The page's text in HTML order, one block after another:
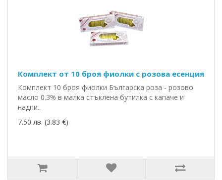
Комплект от 10 броя фиолки с розова есенция
Комплект 10 броя фиолки Българска роза - розово
масло 0.3% в малка стъклена бутилка с капаче и
надпи..
7.50 лв. (3.83 €)